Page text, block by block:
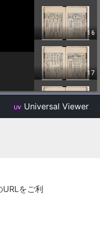
Universal Viewer
をご利